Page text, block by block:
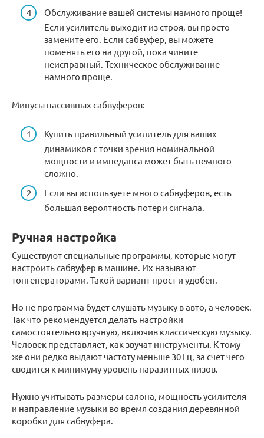
Обслуживание вашей системы намного проще!
Если усилитель выходит из строя, вы просто
замените его. Если сабвуфер, вы можете
поменять его на другой, пока чините
неисправный. Техническое обслуживание
намного проще.
Минусы пассивных сабвуферов:
Купить правильный усилитель для ваших
динамиков с точки зрения номинальной
мощности и импеданса может быть немного
сложно.
Если вы используете много сабвуферов, есть
большая вероятность потери сигнала.
Ручная настройка
Существуют специальные программы, которые могут
настроить сабвуфер в машине. Их называют
тонгенераторами. Такой вариант прост и удобен.
Но не программа будет слушать музыку в авто, а человек.
Так что рекомендуется делать настройки
самостоятельно вручную, включив классическую музыку.
Человек представляет, как звучат инструменты. К тому
же они редко выдают частоту меньше 30 Гц, за счет чего
сводится к минимуму уровень паразитных низов.
Нужно учитывать размеры салона, мощность усилителя
и направление музыки во время создания деревянной
коробки для сабвуфера.